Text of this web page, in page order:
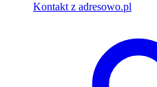
Kontakt z adresowo.pl